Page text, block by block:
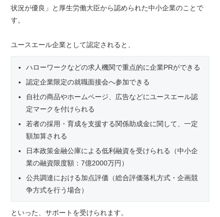
状況が優良」と厚生労働大臣から認められた中小企業のことで
す。
ユースエール企業として認定されると、
ハローワークなどの求人機関で重点的に企業PRができる
認定企業限定の就職面接会へ参加できる
自社の商品やホームページ、広告などにユースエール認
定マークを付けられる
若者の採用・育成を支援する関係助成金に関して、一定
額加算される
日本政策金融公庫による低利融資を受けられる（中小企
業の融資限度額：7億2000万円）
公共調達における加点評価（総合評価落札方式・企画競
争方式を行う場合）
といった、サポートを受けられます。